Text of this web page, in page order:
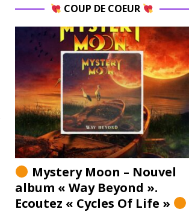
COUP DE COEUR
Mystery Moon – Nouvel
album « Way Beyond ».
Ecoutez « Cycles Of Life »